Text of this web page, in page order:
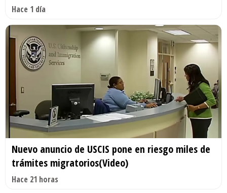
Hace 1 día
Nuevo anuncio de USCIS pone en riesgo miles de
trámites migratorios(Video)
Hace 21 horas